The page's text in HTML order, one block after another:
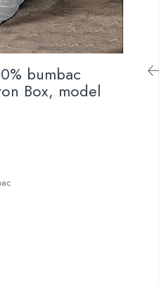
bumbac
Box, model